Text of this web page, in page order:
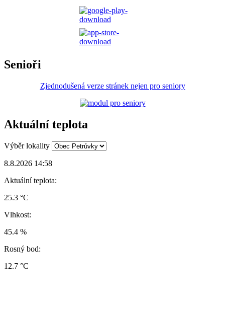
Senioři
Zjednodušená verze stránek nejen pro seniory
Aktuální teplota
Výběr lokality
8.8.2026 14:58
Aktuální teplota:
25.3 °C
Vlhkost:
45.4 %
Rosný bod:
12.7 °C